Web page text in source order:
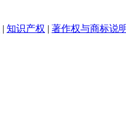
| 知识产权 | 著作权与商标说